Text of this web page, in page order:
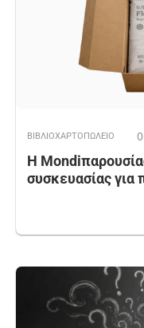
ΒΙΒΛΙΟΧΑΡΤΟΠΩΛΕΙΟ
Η
συσκευασίας για